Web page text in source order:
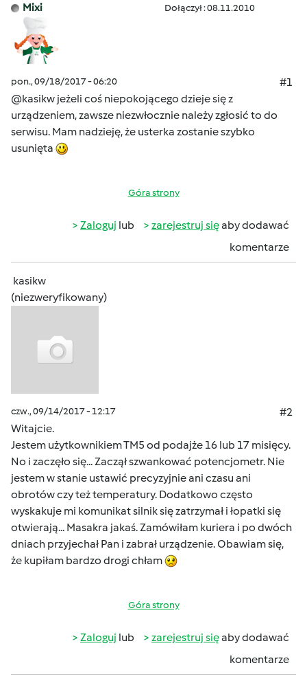
Mixi Dołączył : 08.11.2010
pon., 09/18/2017 - 06:20
#1
@kasikw jeżeli coś niepokojącego dzieje się z
urządzeniem, zawsze niezwłocznie należy zgłosić to do
serwisu. Mam nadzieję, że usterka zostanie szybko
usunięta
Góra strony
Zaloguj lub zarejestruj sięaby dodawać
komentarze
kasikw
(niezweryfikowany)
czw., 09/14/2017 - 12:17
#2
Witajcie.
Jestem użytkownikiem TM5 od podajże 16 lub 17 misięcy.
No i zaczęło się... Zaczął szwankować potencjometr. Nie
jestem w stanie ustawić precyzyjnie ani czasu ani
obrotów czy też temperatury. Dodatkowo często
wyskakuje mi komunikat silnik się zatrzymał i łopatki się
otwierają... Masakra jakaś. Zamówiłam kuriera i po dwóch
dniach przyjechał Pan i zabrał urządzenie. Obawiam się,
że kupiłam bardzo drogi chłam
Góra strony
Zaloguj lub zarejestruj sięaby dodawać
komentarze